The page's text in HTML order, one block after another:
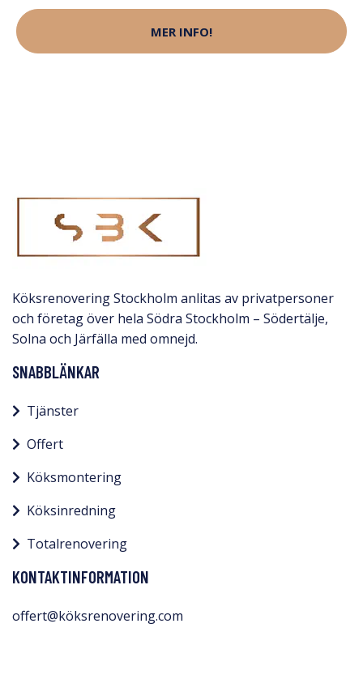
MER INFO!
Köksrenovering Stockholm anlitas av privatpersoner
och företag över hela Södra Stockholm – Södertälje,
Solna och Järfälla med omnejd.​
SNABBLÄNKAR
Tjänster
Offert
Köksmontering
Köksinredning
Totalrenovering
KONTAKTINFORMATION
offert@köksrenovering.com